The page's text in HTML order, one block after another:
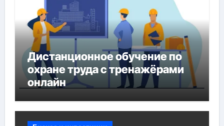
Дистанционное обучение по
охране труда с тренажёрами
онлайн